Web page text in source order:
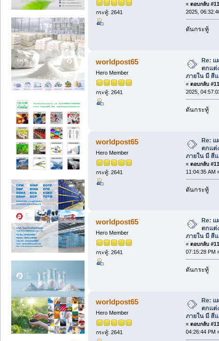
กระทู้: 2641
« ตอบกลับ
2025,
ดันกระทู้
worldpost65
Hero Member
กระทู้: 2641
Re: แ
ตกแต่
ภายใน มี สี
« ตอบกลับ
2025,
ดันกระทู้
worldpost65
Hero Member
กระทู้: 2641
Re: แ
ตกแต่
ภายใน มี สี
« ตอบกลับ
11:04:35 AM
ดันกระทู้
worldpost65
Hero Member
กระทู้: 2641
Re:
ตกแต่
ภายใน มี สี
« ตอบกลับ
07:15:28 PM
ดันกระทู้
worldpost65
Hero Member
กระทู้: 2641
Re:
ตกแต่
ภายใน มี สี
« ตอบกลับ
04:26:44 PM